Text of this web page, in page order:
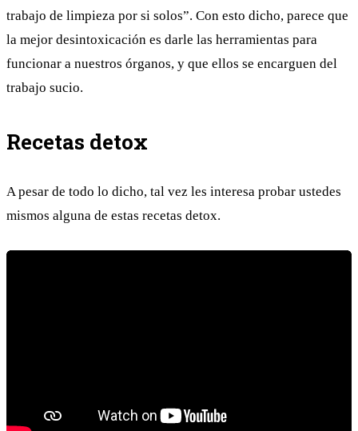
trabajo de limpieza por si solos”. Con esto dicho, parece que
la mejor desintoxicación es darle las herramientas para
funcionar a nuestros órganos, y que ellos se encarguen del
trabajo sucio.
Recetas detox
A pesar de todo lo dicho, tal vez les interesa probar ustedes
mismos alguna de estas recetas detox.